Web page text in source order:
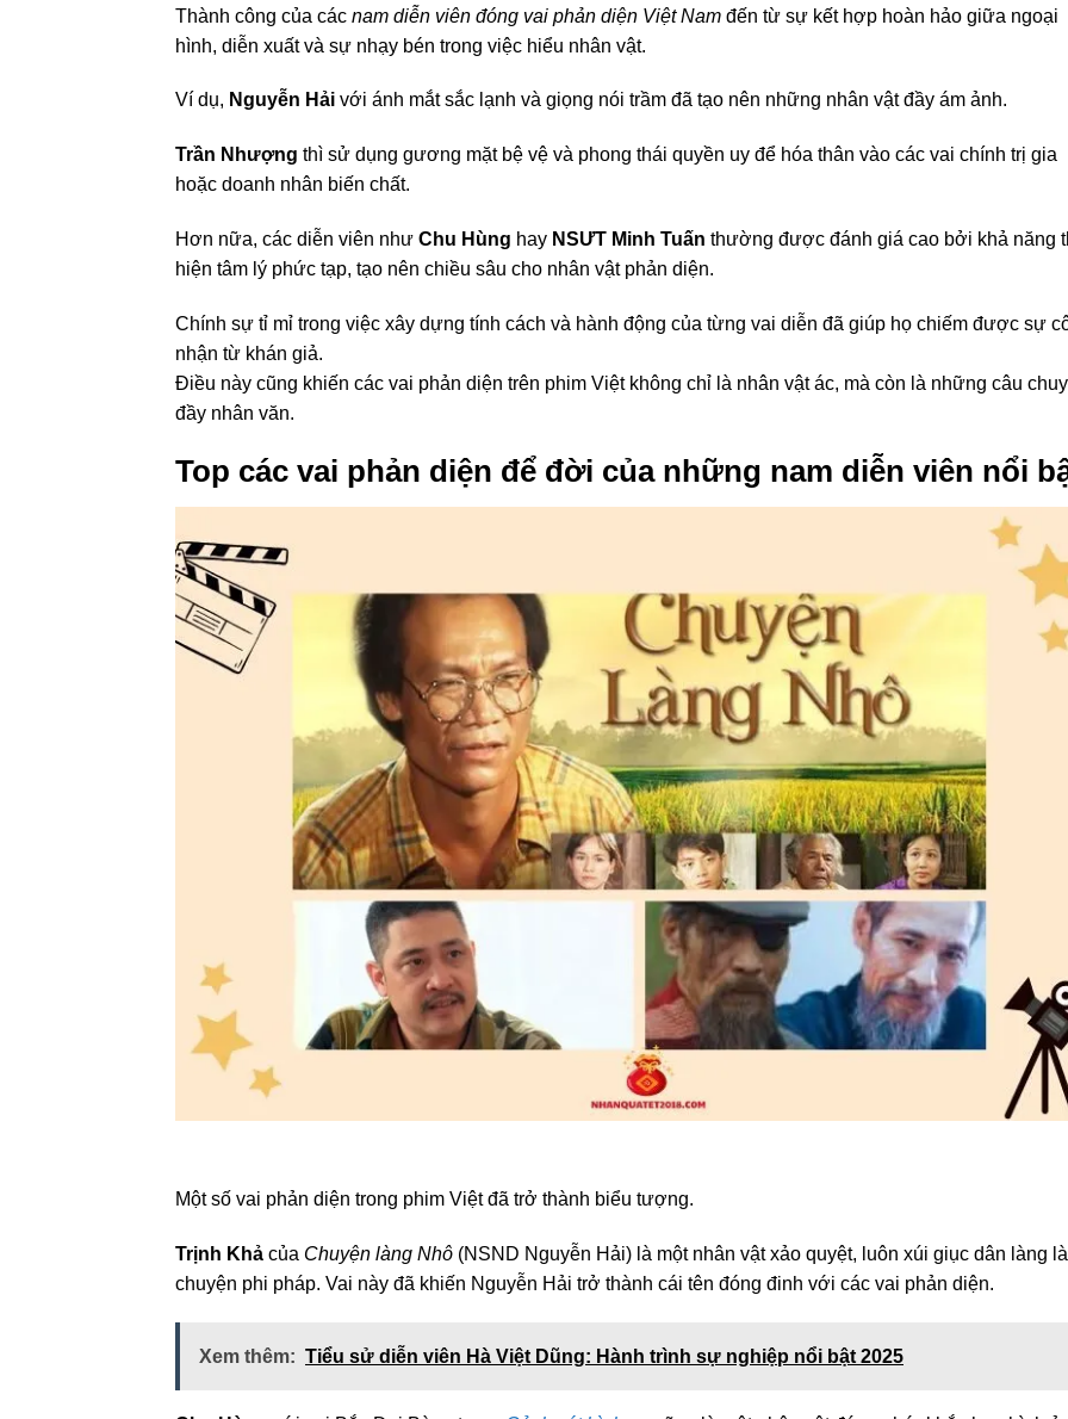
Thành công của các nam diễn viên đóng vai phản diện Việt Nam đến từ sự kết hợp hoàn hảo giữa ngoại
hình, diễn xuất và sự nhạy bén trong việc hiểu nhân vật.
Ví dụ, Nguyễn Hải với ánh mắt sắc lạnh và giọng nói trầm đã tạo nên những nhân vật đầy ám ảnh.
Trần Nhượng thì sử dụng gương mặt bệ vệ và phong thái quyền uy để hóa thân vào các vai chính trị gia
hoặc doanh nhân biến chất.
Hơn nữa, các diễn viên như Chu Hùng hay NSƯT Minh Tuấn thường được đánh giá cao bởi khả năng
hiện tâm lý phức tạp, tạo nên chiều sâu cho nhân vật phản diện.
Chính sự tỉ mỉ trong việc xây dựng tính cách và hành động của từng vai diễn đã giúp họ chiếm được sự
nhận từ khán giả.
Điều này cũng khiến các vai phản diện trên phim Việt không chỉ là nhân vật ác, mà còn là những câu
đầy nhân văn.
Top các vai phản diện để đời của những nam diễn viên nổi
Một số vai phản diện trong phim Việt đã trở thành biểu tượng.
Trịnh Khả của Chuyện làng Nhô (NSND Nguyễn Hải) là một nhân vật xảo quyệt, luôn xúi giục dân làng
chuyện phi pháp. Vai này đã khiến Nguyễn Hải trở thành cái tên đóng đinh với các vai phản diện.
Xem thêm: Tiểu sử diễn viên Hà Việt Dũng: Hành trình sự nghiệp nổi bật 2025